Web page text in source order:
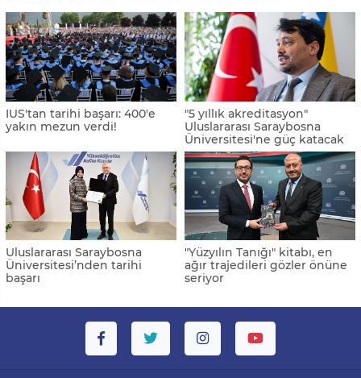
IUS'tan tarihi başarı: 400'e
yakın mezun verdi!
"5 yıllık akreditasyon"
Uluslararası Saraybosna
Üniversitesi'ne güç katacak
Uluslararası Saraybosna
Üniversitesi’nden tarihi
başarı
"Yüzyılın Tanığı" kitabı, en
ağır trajedileri gözler önüne
seriyor